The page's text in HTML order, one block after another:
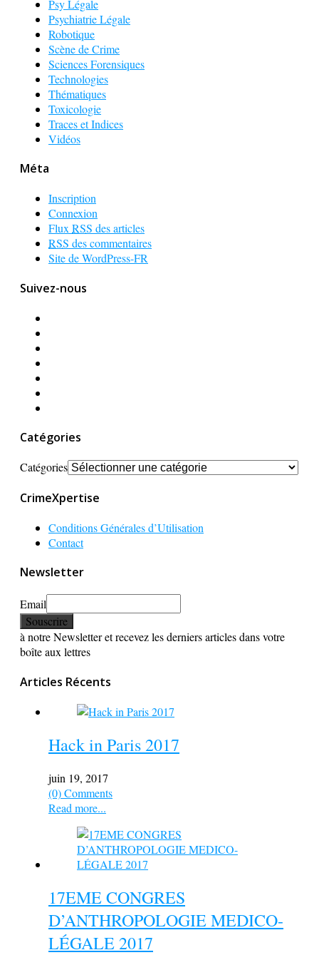
Psy Légale
Psychiatrie Légale
Robotique
Scène de Crime
Sciences Forensiques
Technologies
Thématiques
Toxicologie
Traces et Indices
Vidéos
Méta
Inscription
Connexion
FluxRSS des articles
RSS des commentaires
Site de WordPress-FR
Suivez-nous
Catégories
Catégories
CrimeXpertise
Conditions Générales d’Utilisation
Contact
Newsletter
Email
à notre Newsletter et recevez les derniers articles dans votre
boîte aux lettres
Articles Récents
Hack in Paris 2017
juin 19, 2017
(0) Comments
Read more...
17EME CONGRES
D’ANTHROPOLOGIE MEDICO-
LÉGALE 2017